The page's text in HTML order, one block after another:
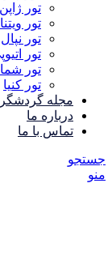
تور ژاپن
تور
تور نپال
تور
تور
تور کنیا
مجله
درباره ما
تماس با ما
جستجو
منو